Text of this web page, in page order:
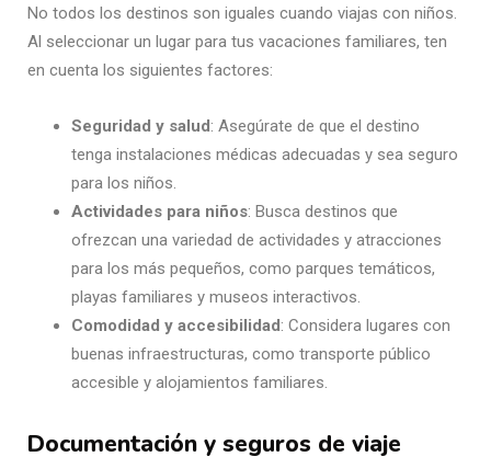
No todos los destinos son iguales cuando viajas con niños.
Al seleccionar un lugar para tus vacaciones familiares, ten
en cuenta los siguientes factores:
Seguridad y salud : Asegúrate de que el destino
tenga instalaciones médicas adecuadas y sea seguro
para los niños.
Actividades para niños: Busca destinos que
ofrezcan una variedad de actividades y atracciones
para los más pequeños, como parques temáticos,
playas familiares y museos interactivos.
Comodidad y accesibilidad : Considera lugares con
buenas infraestructuras, como transporte público
accesible y alojamientos familiares.
Documentación y seguros de viaje